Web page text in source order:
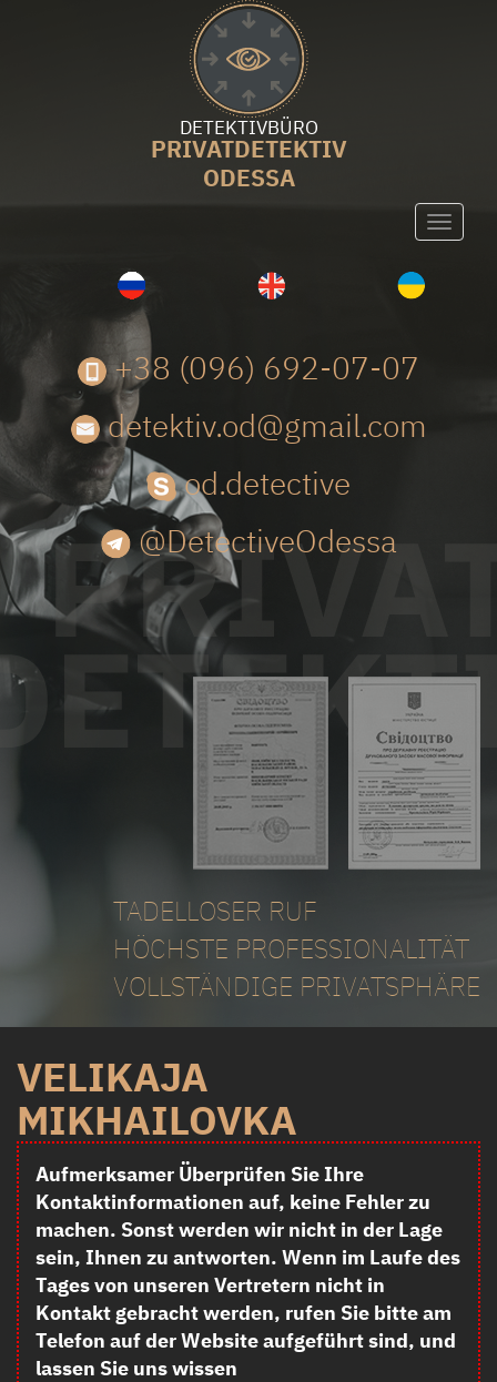
DETEKTIVBÜRO
PRIVATDETEKTIV
ODESSA
Toggle
+38 (096) 692-07-07
detektiv.od@gmail.com
od.detective
@DetectiveOdessa
TADELLOSER RUF
HÖCHSTE PROFESSIONALITÄT
VOLLSTÄNDIGE PRIVATSPHÄRE
VELIKAJA
MIKHAILOVKA
Aufmerksamer Überprüfen Sie Ihre
Kontaktinformationen auf, keine Fehler zu
machen. Sonst werden wir nicht in der Lage
sein, Ihnen zu antworten. Wenn im Laufe des
Tages von unseren Vertretern nicht in
Kontakt gebracht werden, rufen Sie bitte am
Telefon auf der Website aufgeführt sind, und
lassen Sie uns wissen